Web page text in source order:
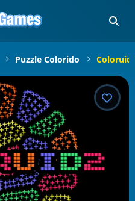
Puzzle Colorido Coloruid